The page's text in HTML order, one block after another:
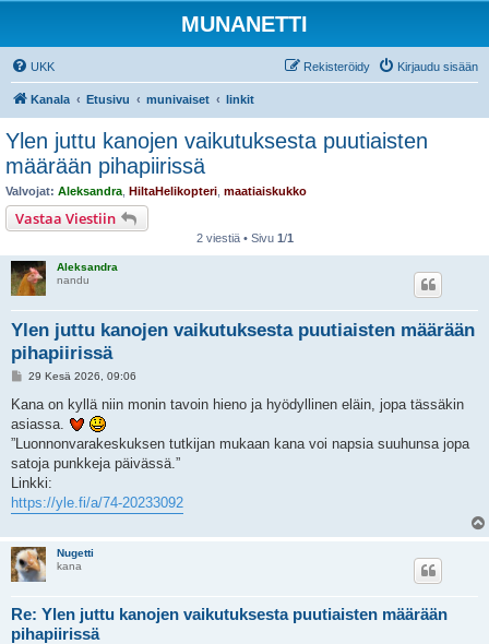
MUNANETTI
UKK Kirjaudu sisään
Rekisteröidy
Kanala Etusivu munivaiset linkit
Ylen juttu kanojen vaikutuksesta puutiaisten
määrään pihapiirissä
Valvojat: Aleksandra HiltaHelikopteri maatiaiskukko
Vastaa Viestiin
2 viestiä • Sivu 1/1
Aleksandra
nandu
Ylen juttu kanojen vaikutuksesta puutiaisten määrään
pihapiirissä
V
e
t
i
29 Kesä 2026, 09:06
Kana on kyllä niin monin tavoin hieno ja hyödyllinen eläin, jopa tässäkin
asiassa.
”Luonnonvarakeskuksen tutkijan mukaan kana voi napsia suuhunsa jopa
satoja punkkeja päivässä.”
Linkki:
https://yle.fi/a/74-20233092
Nugetti
kana
Re: Ylen juttu kanojen vaikutuksesta puutiaisten määrään
pihapiirissä